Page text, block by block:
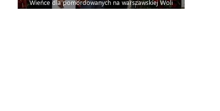
Wieńce dla pomordowanych na warszawskiej Woli